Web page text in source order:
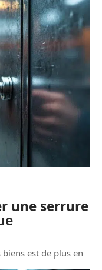
une serrure
est de plus en